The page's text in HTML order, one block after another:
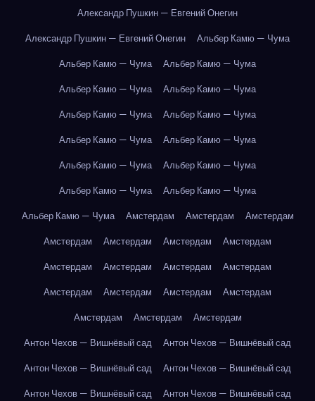
Александр Пушкин — Евгений Онегин
Александр Пушкин — Евгений Онегин
Альбер Камю — Чума
Альбер Камю — Чума
Альбер Камю — Чума
Альбер Камю — Чума
Альбер Камю — Чума
Альбер Камю — Чума
Альбер Камю — Чума
Альбер Камю — Чума
Альбер Камю — Чума
Альбер Камю — Чума
Альбер Камю — Чума
Альбер Камю — Чума
Альбер Камю — Чума
Альбер Камю — Чума
Амстердам Амстердам
Амстердам
Амстердам
Амстердам Амстердам
Амстердам
Амстердам
Амстердам Амстердам
Амстердам
Амстердам
Амстердам Амстердам
Амстердам
Амстердам
Амстердам
Амстердам
Антон Чехов — Вишнёвый сад
Антон Чехов — Вишнёвый сад
Антон Чехов — Вишнёвый сад
Антон Чехов — Вишнёвый сад
Антон Чехов — Вишнёвый сад
Антон Чехов — Вишнёвый сад